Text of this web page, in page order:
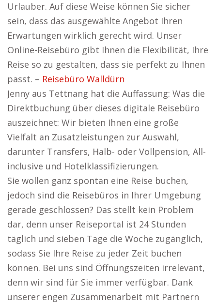
Urlauber. Auf diese Weise können Sie sicher
sein, dass das ausgewählte Angebot Ihren
Erwartungen wirklich gerecht wird. Unser
Online-Reisebüro gibt Ihnen die Flexibilität, Ihre
Reise so zu gestalten, dass sie perfekt zu Ihnen
passt. – Reisebüro Walldürn
Jenny aus Tettnang hat die Auffassung: Was die
Direktbuchung über dieses digitale Reisebüro
auszeichnet: Wir bieten Ihnen eine große
Vielfalt an Zusatzleistungen zur Auswahl,
darunter Transfers, Halb- oder Vollpension, All-
inclusive und Hotelklassifizierungen.
Sie wollen ganz spontan eine Reise buchen,
jedoch sind die Reisebüros in Ihrer Umgebung
gerade geschlossen? Das stellt kein Problem
dar, denn unser Reiseportal ist 24 Stunden
täglich und sieben Tage die Woche zugänglich,
sodass Sie Ihre Reise zu jeder Zeit buchen
können. Bei uns sind Öffnungszeiten irrelevant,
denn wir sind für Sie immer verfügbar. Dank
unserer engen Zusammenarbeit mit Partnern